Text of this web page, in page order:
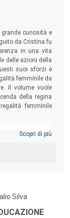
curiosità e
da Cristina fu
in una vita
delle azioni della
suoi sforzi è
femminile da
Il volume vuole
della regina
femminile
Scopri di più
Silva